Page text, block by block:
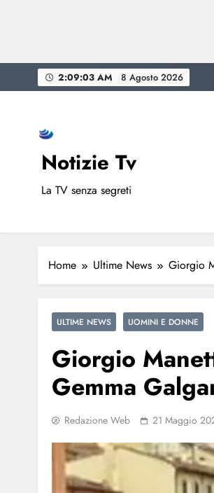
to
2:09:04 AM 8 Agosto 2026
Notizie Tv
La TV senza segreti
Home Ultime News Giorgio
ULTIME NEWS UOMINI E DONNE
Giorgio
Gemma
Redazione Web 21 Maggio